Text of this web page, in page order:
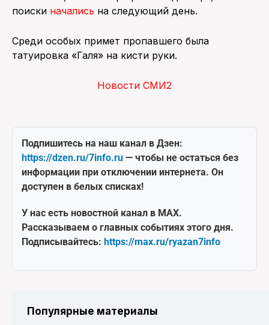
поиски начались на следующий день.
Среди особых примет пропавшего была
татуировка «Галя» на кисти руки.
Новости СМИ2
Подпишитесь на наш канал в Дзен:
https://dzen.ru/7info.ru — чтобы не остаться без
информации при отключении интернета. Он
доступен в белых списках!
У нас есть новостной канал в MAX.
Рассказываем о главных событиях этого дня.
Подписывайтесь: https://max.ru/ryazan7info
Популярные материалы